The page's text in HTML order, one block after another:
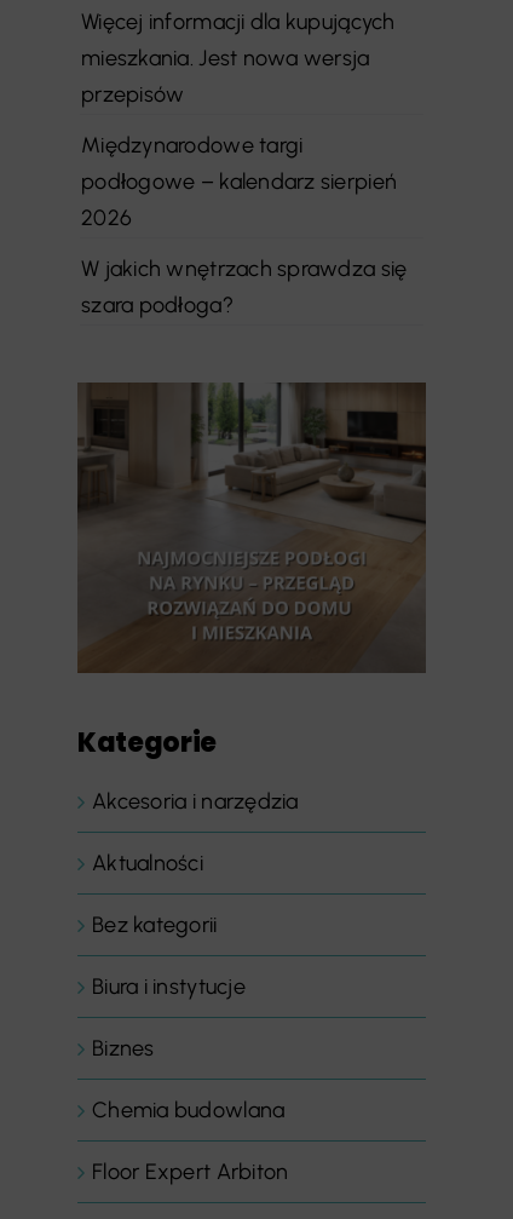
Więcej informacji dla kupujących
mieszkania. Jest nowa wersja
przepisów
Międzynarodowe targi
podłogowe – kalendarz sierpień
2026
W jakich wnętrzach sprawdza się
szara podłoga?
Kategorie
Akcesoria i narzędzia
Aktualności
Bez kategorii
Biura i instytucje
Biznes
Chemia budowlana
Floor Expert Arbiton